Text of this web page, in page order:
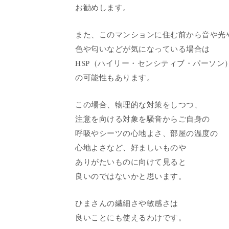
お勧めします。
また、このマンションに住む前から音や光
色や匂いなどが気になっている場合は
HSP（ハイリー・センシティブ・パーソン
の可能性もあります。
この場合、物理的な対策をしつつ、
注意を向ける対象を騒音からご自身の
呼吸やシーツの心地よさ、部屋の温度の
心地よさなど、好ましいものや
ありがたいものに向けて見ると
良いのではないかと思います。
ひまさんの繊細さや敏感さは
良いことにも使えるわけです。